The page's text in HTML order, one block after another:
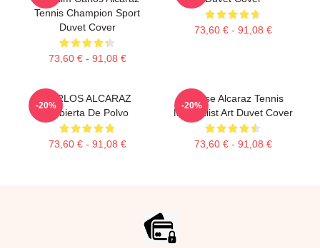
Tennis Champion Sport
Duvet Cover
73,60 € - 91,08 €
73,60 € - 91,08 €
CARLOS ALCARAZ
Cubierta De Polvo
73,60 € - 91,08 €
-20%
Intense Alcaraz Tennis
Minimalist Art Duvet Cover
73,60 € - 91,08 €
-20%